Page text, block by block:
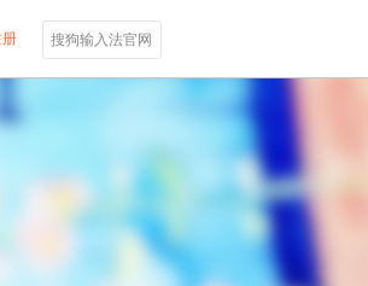
搜狗输入法官网